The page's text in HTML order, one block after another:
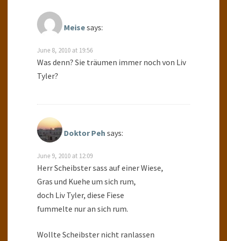
Meisesays:
June 8, 2010 at 19:56
Was denn? Sie träumen immer noch von Liv
Tyler?
Doktor Peh says:
June 9, 2010 at 12:09
Herr Scheibster sass auf einer Wiese,
Gras und Kuehe um sich rum,
doch Liv Tyler, diese Fiese
fummelte nur an sich rum.
Wollte Scheibster nicht ranlassen